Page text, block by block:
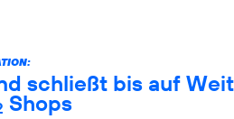
schließt bis auf
Shops